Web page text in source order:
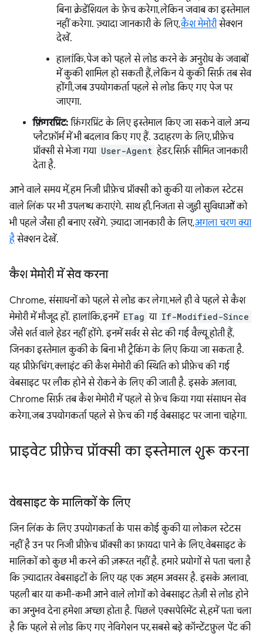
बिना क्रेडेंशियल के फ़ेच करेगा, लेकिन जवाब का इस्तेमाल
नहीं करेगा. ज़्यादा जानकारी के लिए,कैश मेमोरीसेक्शन
देखें.
हालांकि, पेज को पहले से लोड करने के अनुरोध के जवाबों
में कुकी शामिल हो सकती हैं, लेकिन ये कुकी सिर्फ़ तब सेव
होंगी, जब उपयोगकर्ता पहले से लोड किए गए पेज पर
जाएगा.
फ़िंगरप्रिंट: फ़िंगरप्रिंट के लिए इस्तेमाल किए जा सकने वाले अन्य
प्लैटफ़ॉर्म में भी बदलाव किए गए हैं. उदाहरण के लिए, प्रीफ़ेच
प्रॉक्सी से भेजा गया User-Agent हेडर, सिर्फ़ सीमित जानकारी
देता है.
आने वाले समय में, हम निजी प्रीफ़ेच प्रॉक्सी को कुकी या लोकल स्टेटस
वाले लिंक पर भी उपलब्ध कराएंगे. साथ ही, निजता से जुड़ी सुविधाओं को
भी पहले जैसा ही बनाए रखेंगे. ज़्यादा जानकारी के लिए,अगला चरण क्या
हैसेक्शन देखें.
कैश मेमोरी में सेव करना
Chrome, संसाधनों को पहले से लोड कर लेगा, भले ही वे पहले से कैश
मेमोरी में मौजूद हों. हालांकि, इनमें ETag या If-Modified-Since
जैसे शर्त वाले हेडर नहीं होंगे. इनमें सर्वर से सेट की गई वैल्यू होती हैं,
जिनका इस्तेमाल कुकी के बिना भी ट्रैकिंग के लिए किया जा सकता है.
यह प्रीफ़ेचिंग, क्लाइंट की कैश मेमोरी की स्थिति को प्रीफ़ेच की गई
वेबसाइट पर लीक होने से रोकने के लिए की जाती है. इसके अलावा,
Chrome सिर्फ़ तब कैश मेमोरी में पहले से फ़ेच किया गया संसाधन सेव
करेगा, जब उपयोगकर्ता पहले से फ़ेच की गई वेबसाइट पर जाना चाहेगा.
प्राइवेट प्रीफ़ेच प्रॉक्सी का इस्तेमाल शुरू करना
वेबसाइट के मालिकों के लिए
जिन लिंक के लिए उपयोगकर्ता के पास कोई कुकी या लोकल स्टेटस
नहीं है उन पर निजी प्रीफ़ेच प्रॉक्सी का फ़ायदा पाने के लिए, वेबसाइट के
मालिकों को कुछ भी करने की ज़रूरत नहीं है. हमारे प्रयोगों से पता चला है
कि ज़्यादातर वेबसाइटों के लिए यह एक अहम अवसर है. इसके अलावा,
पहली बार या कभी-कभी आने वाले लोगों को वेबसाइट तेज़ी से लोड होने
का अनुभव देना हमेशा अच्छा होता है. पिछले एक्सपेरिमेंट से, हमें पता चला
है कि पहले से लोड किए गए नेविगेशन पर, सबसे बड़े कॉन्टेंटफ़ुल पेंट की